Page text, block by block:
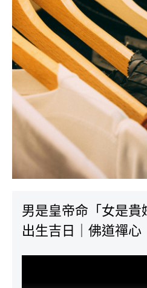
男是皇帝命「女是貴
出生吉日｜佛道禪心